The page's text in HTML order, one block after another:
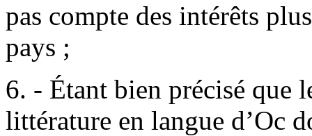
pas compte des intérêts
pays ;
6. - Étant bien précisé que
littérature en langue d’Oc